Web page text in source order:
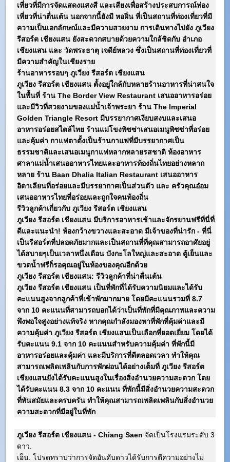
เที่ยวที่มีการจัดแสดงแสงสี และเสียงเพื่อสร้างประสบการณ์ท่อง
เที่ยวที่น่าตื่นเต้น นอกจากนี้ยังมี หอฝิ่น ที่เป็นสถานที่ท่องเที่ยวที่มี
ความเป็นเอกลักษณ์และมีความสวยงาม การเดินทางไปยังภูเวียง
รีสอร์ต เชียงแสน ยังสะดวกสบายด้วยความใกล้ชิดกับ อำเภอ
เชียงแสน และ วัดพระธาตุ เจดีย์หลวง ซึ่งเป็นสถานที่ท่องเที่ยวที่
มีความสำคัญในเชียงราย
ร้านอาหารรอบๆภูเวียง รีสอร์ต เชียงแสน
ภูเวียง รีสอร์ต เชียงแสน ตั้งอยู่ใกล้กับหลายร้านอาหารที่น่าสนใจ
ในพื้นที่ ร้าน The Border View Restaurant เสนออาหารอร่อย
และมีวิวที่สวยงามของแม่น้ำเจ้าพระยา ร้าน The Imperial
Golden Triangle Resort มีบรรยากาศเงียบสงบและเสนอ
อาหารอร่อยสไตล์ไทย ร้านแม่โขงพิซซ่าเสนอเมนูพิซซ่าที่อร่อย
และคุ้มค่า กาแฟตาตั้งเป็นร้านกาแฟที่มีบรรยากาศเป็น
ธรรมชาติและเสนอเมนูกาแฟหลากหลายรสชาติ ห้องอาหาร
ศาลาแม่น้ำเสนออาหารไทยและอาหารท้องถิ่นไทยอย่างหลาก
หลาย ร้าน Baan Dhalia Italian Restaurant เสนออาหาร
อิตาเลียนที่อร่อยและมีบรรยากาศเป็นส่วนตัว และ ครัวคุณอ๋อม
เสนออาหารไทยที่อร่อยและถูกใจคนท้องถิ่น
รีวิวลูกค้าเกี่ยวกับภูเวียง รีสอร์ต เชียงแสน
ภูเวียง รีสอร์ต เชียงแสน มีบริการอาหารเช้าและจักรยานฟรีที่นี่ที่
ดีและแนะนำ! ห้องกว้างขวางและสะอาด มีเจ้าของที่น่ารัก - ที่นี่
เป็นรีสอร์ตที่ปลอดภัยมากและเป็นสถานที่ที่คุณสามารถอาศัยอยู่
ได้สบายๆเป็นเวลาหนึ่งเดือน บังกะโลใหญ่และสะอาด ตู้เย็นและ
ขวดน้ำฟรีก็รอคุณอยู่ในห้องของคุณอีกด้วย
ภูเวียง รีสอร์ต เชียงแสน: รีวิวลูกค้าที่น่าตื่นเต้น
ภูเวียง รีสอร์ต เชียงแสน เป็นที่พักที่ได้รับความนิยมและได้รับ
คะแนนสูงจากลูกค้าที่เข้าพักมากมาย โดยมีคะแนนรวมที่ 8.7
จาก 10 คะแนนที่สามารถบอกได้ว่าเป็นที่พักที่มีคุณภาพและความ
พึงพอใจสูงอย่างแท้จริง หากคุณกำลังมองหาที่พักที่คุ้มค่าและมี
ความคุ้มค่าภูเวียง รีสอร์ต เชียงแสนเป็นเลือกที่ยอดเยี่ยม โดยได้
รับคะแนน 9.1 จาก 10 คะแนนสำหรับความคุ้มค่า ที่พักนี้มี
อาหารอร่อยและคุ้มค่า และมีบริการที่ดีตลอดเวลา ทำให้คุณ
สามารถเพลิดเพลินกับการพักผ่อนได้อย่างเต็มที่ภูเวียง รีสอร์ต
เชียงแสนยังได้รับคะแนนสูงในเรื่องสิ่งอำนวยความสะดวก โดย
ได้รับคะแนน 8.3 จาก 10 คะแนน ที่พักนี้มีสิ่งอำนวยความสะดวก
ที่ทันสมัยและครบครัน ทำให้คุณสามารถเพลิดเพลินกับสิ่งอำนวย
ความสะดวกที่มีอยู่ในที่พัก
ภูเวียง รีสอร์ต เชียงแสน - Chiang Saen จัดเป็นโรงแรมระดับ 3
ดาว.
เอ็น. โปรดทราบว่าการจัดอันดับดาวได้รับการตีความอย่างไม่